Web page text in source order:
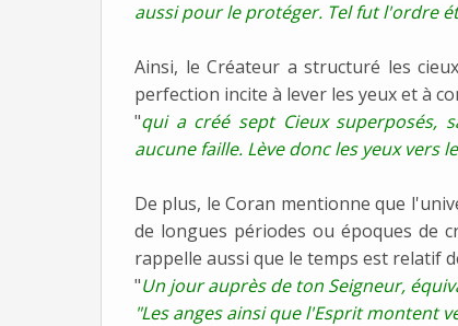
aussi pour le protéger. Tel fut l'ordre
Ainsi, le Créateur a structuré les
perfection incite à lever les yeux et à
"qui a créé sept Cieux superposés,
aucune faille. Lève donc les yeux vers
De plus, le Coran mentionne que
de longues périodes ou époques de
rappelle aussi que le temps est relatif
"Un jour auprès de ton Seigneur,
"Les anges ainsi que l'Esprit montent